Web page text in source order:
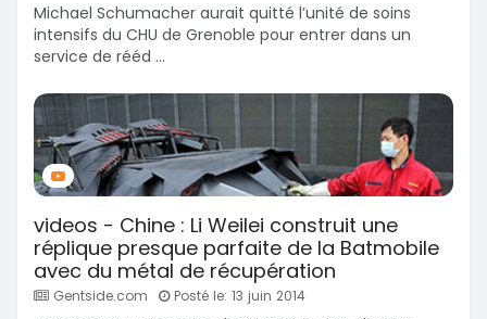
Michael Schumacher aurait quitté l’unité de soins
intensifs du CHU de Grenoble pour entrer dans un
service de rééd ...
videos - Chine : Li Weilei construit une
réplique presque parfaite de la Batmobile
avec du métal de récupération
Gentside.com Posté le: 13 juin 2014